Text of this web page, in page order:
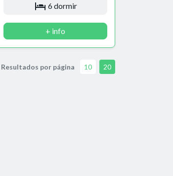
6 dormir
+ info
Resultados por página 10 20